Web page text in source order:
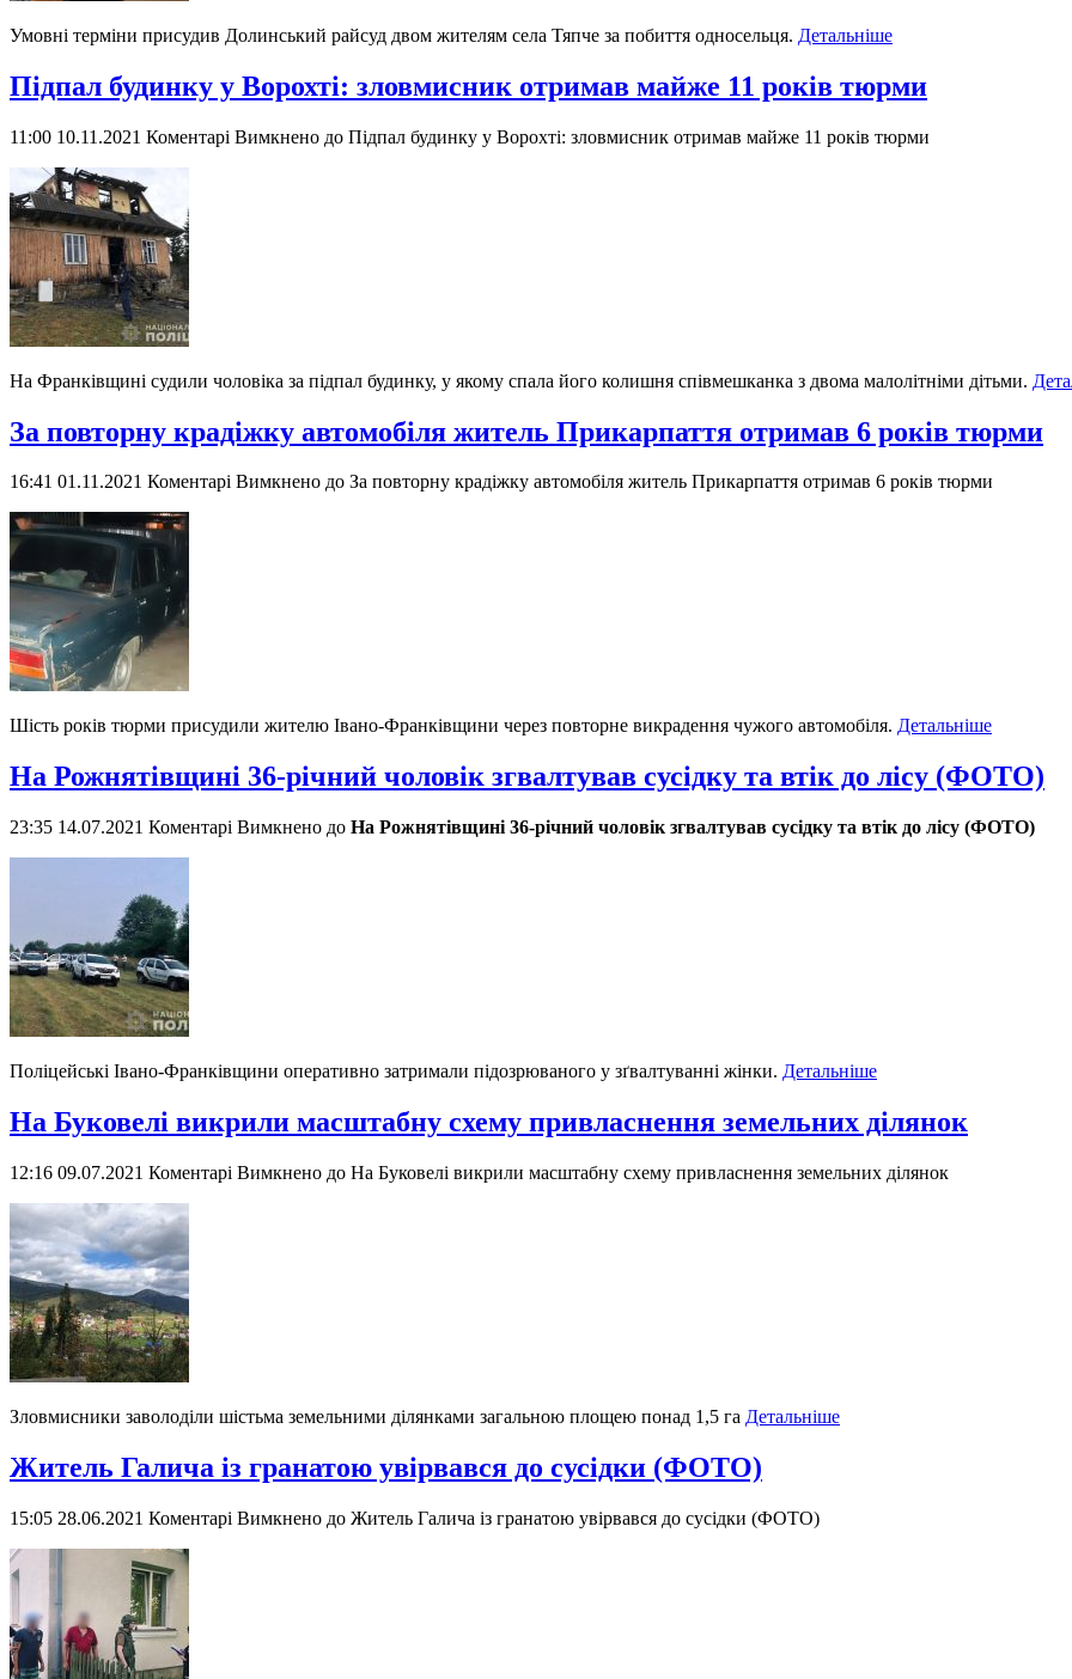
Умовні терміни присудив Долинський райсуд двом жителям села Тяпче за побиття односельця. Детальніше
Підпал будинку у Ворохті: зловмисник отримав майже 11 років тюрми
11:00 10.11.2021 Коментарі Вимкнено до Підпал будинку у Ворохті: зловмисник отримав майже 11 років тюрми
На Франківщині судили чоловіка за підпал будинку, у якому спала його колишня співмешканка з двома малолітніми дітьми.
За повторну крадіжку автомобіля житель Прикарпаття отримав 6 років тюрми
16:41 01.11.2021 Коментарі Вимкнено до За повторну крадіжку автомобіля житель Прикарпаття отримав 6 років тюрми
Шість років тюрми присудили жителю Івано-Франківщини через повторне викрадення чужого автомобіля. Детальніше
На Рожнятівщині 36-річний чоловік згвалтував сусідку та втік до лісу (ФОТО)
23:35 14.07.2021 Коментарі Вимкнено до На Рожнятівщині 36-річний чоловік згвалтував сусідку та втік до лісу (ФОТО)
Поліцейські Івано-Франківщини оперативно затримали підозрюваного у зґвалтуванні жінки. Детальніше
На Буковелі викрили масштабну схему привласнення земельних ділянок
12:16 09.07.2021 Коментарі Вимкнено до На Буковелі викрили масштабну схему привласнення земельних ділянок
Зловмисники заволоділи шістьма земельними ділянками загальною площею понад 1,5 га Детальніше
Житель Галича із гранатою увірвався до сусідки (ФОТО)
15:05 28.06.2021 Коментарі Вимкнено до Житель Галича із гранатою увірвався до сусідки (ФОТО)